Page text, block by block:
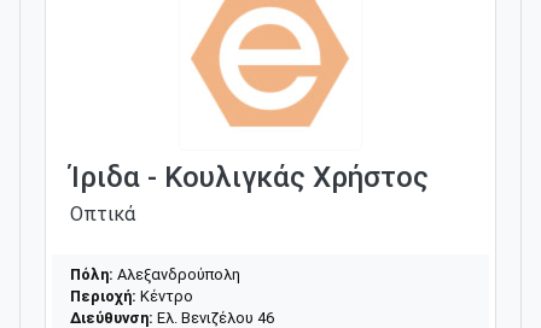
Ίριδα - Κουλιγκάς Χρήστος
Οπτικά
Πόλη: Αλεξανδρούπολη
Περιοχή: Κέντρο
Διεύθυνση: Ελ. Βενιζέλου 46